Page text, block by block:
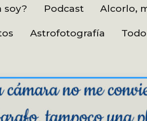
soy? Podcast Alcorlo,
Astrofotografía